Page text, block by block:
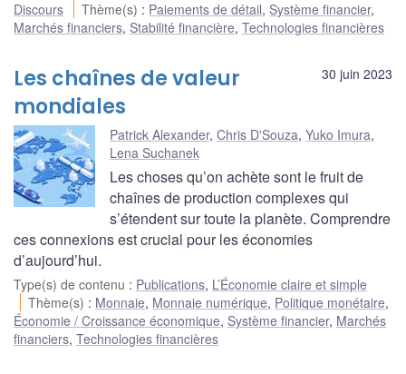
Discours
Thème(s) : Paiements de détail, Système financier,
Marchés financiers, Stabilité financière, Technologies financières
30 juin 2023
Les chaînes de valeur
mondiales
Patrick Alexander, Chris D'Souza, Yuko Imura,
Lena Suchanek
Les choses qu’on achète sont le fruit de
chaînes de production complexes qui
s’étendent sur toute la planète. Comprendre
ces connexions est crucial pour les économies
d’aujourd’hui.
Type(s) de contenu : Publications, L’Économie claire et simple
Thème(s) : Monnaie, Monnaie numérique, Politique monétaire,
Économie / Croissance économique, Système financier, Marchés
financiers, Technologies financières